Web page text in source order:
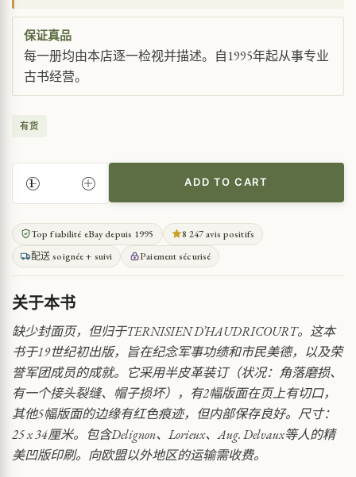
保证真品
每一册均由本店逐一检视并描述。自1995年起从事专业
古书经营。
有货
国
成
就
的
视
觉
编
年
QUANTITY
ADD TO CART
Top fiabilité eBay depuis 1995
8 247 avis positifs
配送 soignée + suivi
Paiement sécurisé
关于本书
缺少封面页，但归于TERNISIEN D’HAUDRICOURT。这本
书于19世纪初出版，旨在纪念军事功绩和市民美德，以及荣
誉军团成员的成就。它采用半皮革装订（状况：角落磨损、
有一个接头裂缝、帽子损坏），有2幅版面在页上有切口，
其他5幅版面的边缘有红色痕迹，但内部保存良好。尺寸：
25 x 34厘米。包含Delignon、Lorieux、Aug. Delvaux等人的精
美凹版印刷。向欧盟以外地区的运输需收费。